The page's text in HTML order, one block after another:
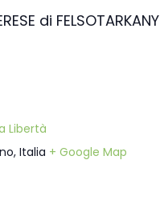
di FELSOTARKANY
Libertà
, Italia + Google Map